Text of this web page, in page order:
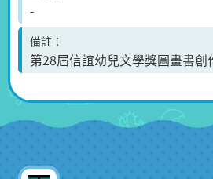
-
備註
第28屆信誼幼兒文學獎圖畫書創